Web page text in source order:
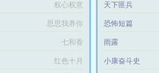
权心权意
思思我养你
七和香
红色十月
天下匪兵
恐怖短篇
雨露
小康奋斗史